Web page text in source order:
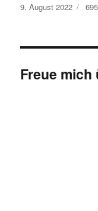
Veröffentlicht
9. August 2022
Freue mich